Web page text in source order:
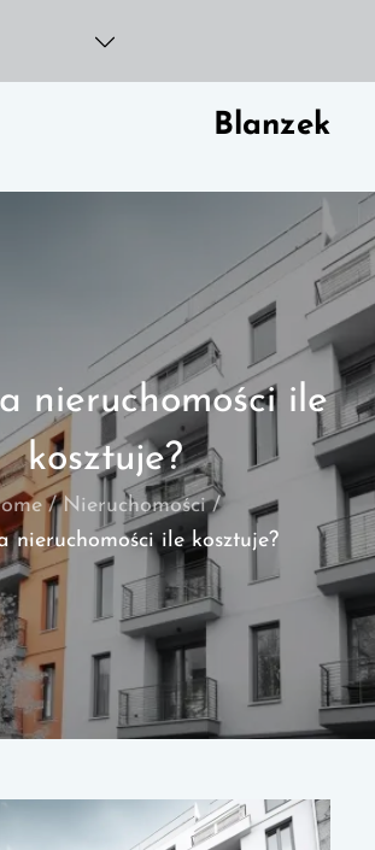
Blanzek
nieruchomości ile
kosztuje?
Nieruchomości
nieruchomości ile kosztuje?